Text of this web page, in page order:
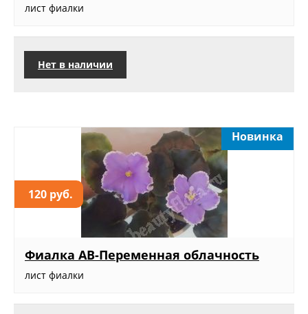
лист фиалки
Нет в наличии
120 руб.
Новинка
Фиалка АВ-Переменная облачность
лист фиалки